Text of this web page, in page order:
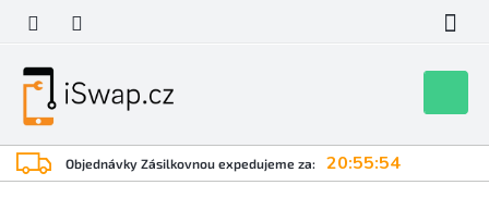
obsah
Objednávky Zásilkovnou expedujeme za: 20:55:54
košík